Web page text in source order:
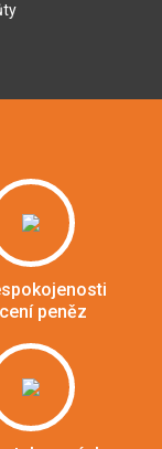
peněz